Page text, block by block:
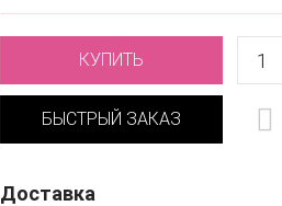
КУПИТЬ
БЫСТРЫЙ ЗАКАЗ
Доставка